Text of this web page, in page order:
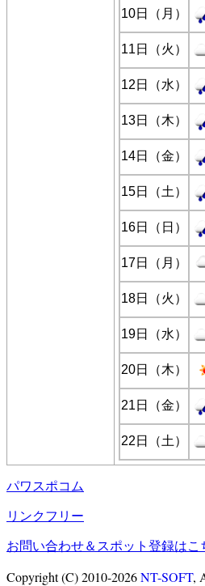
10日（月）
11日（火）
12日（水）
13日（木）
14日（金）
15日（土）
16日（日）
17日（月）
18日（火）
19日（水）
20日（木）
21日（金）
22日（土）
パワスポコム
リンクフリー
お問い合わせ＆スポット登録はこ
Copyright (C) 2010-2026NT-SOFT,